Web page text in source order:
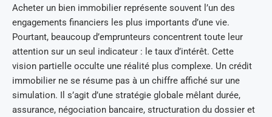
Acheter un bien immobilier représente souvent l’un des
engagements financiers les plus importants d’une vie.
Pourtant, beaucoup d’emprunteurs concentrent toute leur
attention sur un seul indicateur : le taux d’intérêt. Cette
vision partielle occulte une réalité plus complexe. Un crédit
immobilier ne se résume pas à un chiffre affiché sur une
simulation. Il s’agit d’une stratégie globale mêlant durée,
assurance, négociation bancaire, structuration du dossier et